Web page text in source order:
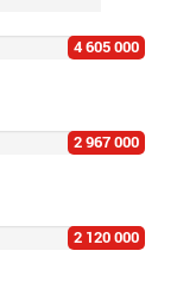
4 605 000
2 967 000
2 120 000